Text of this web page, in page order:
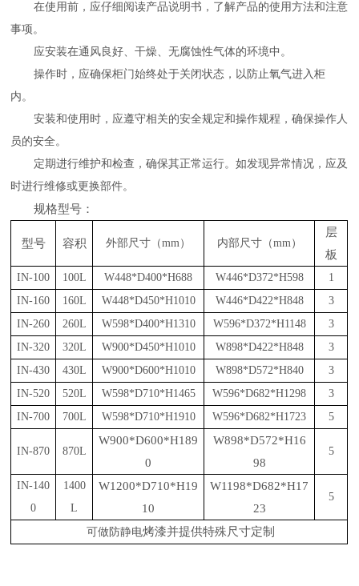
在使用前，应仔细阅读产品说明书，了解产品的使用方法和注意
事项。
应安装在通风良好、干燥、无腐蚀性气体的环境中。
操作时，应确保柜门始终处于关闭状态，以防止氧气进入柜
内。
安装和使用时，应遵守相关的安全规定和操作规程，确保操作人
员的安全。
定期进行维护和检查，确保其正常运行。如发现异常情况，应及
时进行维修或更换部件。
规格型号：
型号 容积 外部尺寸（mm） 内部尺寸（mm）
层
板
IN-100 100L W448*D400*H688 W446*D372*H598
1
IN-160
160L W448*D450*H1010 W446*D422*H848
3
IN-260
260L W598*D400*H1310 W596*D372*H1148
3
IN-320
320L W900*D450*H1010 W898*D422*H848
3
IN-430
430L W900*D600*H1010 W898*D572*H840
3
IN-520
520L W598*D710*H1465 W596*D682*H1298
3
IN-700
700L W598*D710*H1910 W596*D682*H1723 5
IN-870 870L
W900*D600*H189
0
W898*D572*H16
98
5
IN-140
0
1400
L
W1200*D710*H19
10
W1198*D682*H17
23
5
可做防静电烤漆并提供特殊尺寸定制